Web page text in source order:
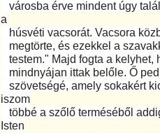
városba érve mindent úgy
a
húsvéti vacsorát. Vacsora
megtörte, és ezekkel a
testem." Majd fogta a kelyhet,
mindnyájan ittak belőle. Ő
szövetségé, amely sokakért
iszom
többé a szőlő terméséből
Isten